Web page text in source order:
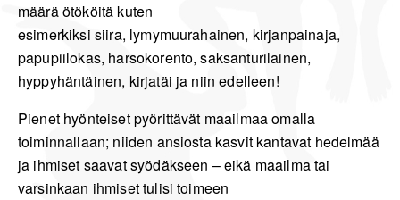
määrä ötököitä kuten
esimerkiksi siira, lymymuurahainen, kirjanpainaja,
papupiilokas, harsokorento, saksanturilainen,
hyppyhäntäinen, kirjatäi ja niin edelleen!
Pienet hyönteiset pyörittävät maailmaa omalla
toiminnallaan; niiden ansiosta kasvit kantavat hedelmää
ja ihmiset saavat syödäkseen – eikä maailma tai
varsinkaan ihmiset tulisi toimeen